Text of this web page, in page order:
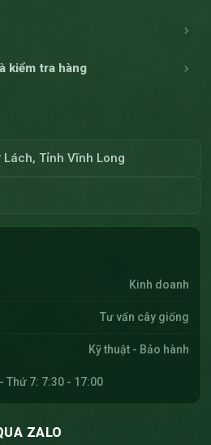
kiểm tra hàng
Lách, Tỉnh Vĩnh Long
Kinh doanh
Tư vấn cây giống
Kỹ thuật - Bảo hành
Thứ 7: 7:30 - 17:00
ZALO